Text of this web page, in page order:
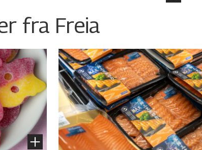
fra Freia